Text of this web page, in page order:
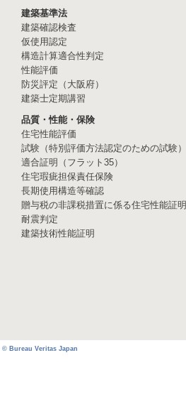
建築基準法
建築確認検査
仮使用認定
構造計算適合性判定
性能評価
防災評定（大阪府）
建築士定期講習
品質・性能・保険
住宅性能評価
試験（特別評価方法認定のための試験）
適合証明（フラット35）
住宅瑕疵担保責任保険
長期使用構造等確認
贈与税の非課税措置に係る住宅性能証明
耐震判定
建築技術性能証明
© Bureau Veritas Japan